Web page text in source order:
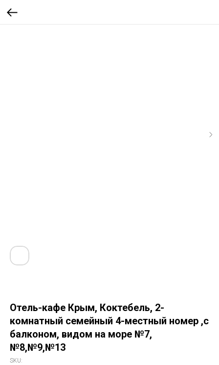
Отель-кафе Крым, Коктебель, 2-
комнатный семейный 4-местный номер ,с
балконом, видом на море №7,
№8,№9,№13
SKU: